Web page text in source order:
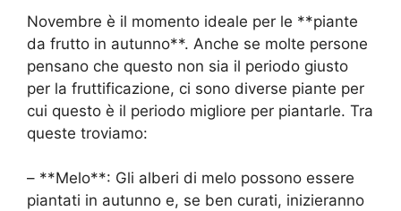
Novembre è il momento ideale per le **piante
da frutto in autunno**. Anche se molte persone
pensano che questo non sia il periodo giusto
per la fruttificazione, ci sono diverse piante per
cui questo è il periodo migliore per piantarle. Tra
queste troviamo:
– **Melo**: Gli alberi di melo possono essere
piantati in autunno e, se ben curati, inizieranno